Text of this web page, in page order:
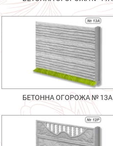
БЕТОННА ОГОРОЖА № 13А